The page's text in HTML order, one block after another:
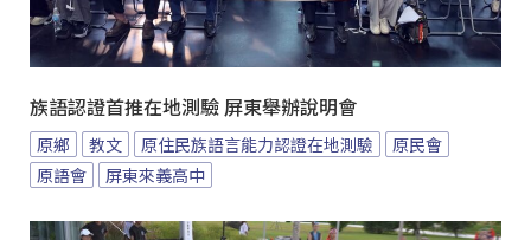
族語認證首推在地測驗 屏東舉辦說明會
原鄉 教文 原住民族語言能力認證在地測驗
原民會
原語會
屏東來義高中